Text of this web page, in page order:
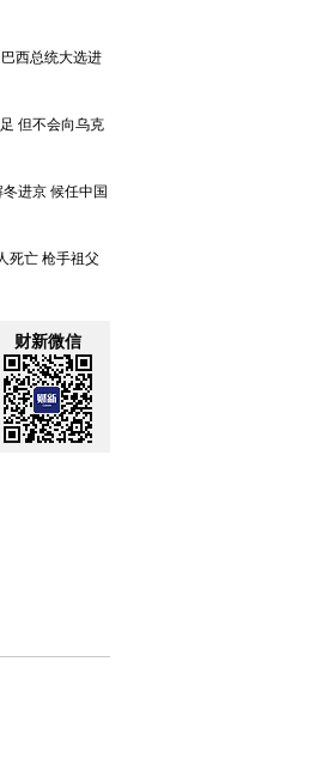
将教
机”？难民潮撕裂西班牙
第三对
住三大增长引擎是什么？
西总统大选进
但不会向乌克
进京 候任中国
死亡 枪手祖父
财新微信